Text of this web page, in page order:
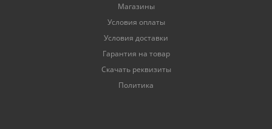
Магазины
Условия оплаты
Условия доставки
Гарантия на товар
Скачать реквизиты
Политика